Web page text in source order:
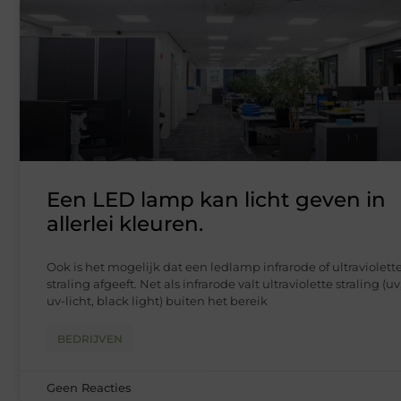
Een LED lamp kan licht geven in
allerlei kleuren.
Ook is het mogelijk dat een ledlamp infrarode of
straling afgeeft. Net als infrarode valt ultraviolette straling
uv-licht, black light) buiten het bereik
BEDRIJVEN
Geen Reacties